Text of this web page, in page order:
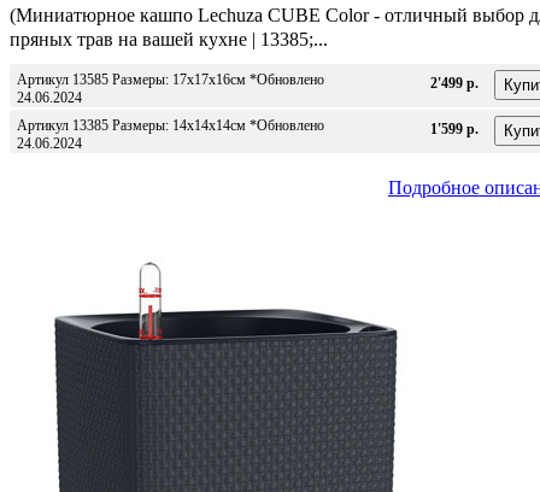
(Миниатюрное кашпо Lechuza CUBE Color - отличный выбор
пряных трав на вашей кухне | 13385;...
Артикул 13585 Размеры: 17x17x16см *Обновлено
24.06.2024
2'499 р.
Артикул 13385 Размеры: 14x14x14см *Обновлено
24.06.2024
1'599 р.
Подробное